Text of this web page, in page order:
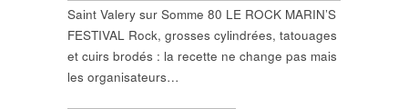
Saint Valery sur Somme 80 LE ROCK MARIN’S
FESTIVAL Rock, grosses cylindrées, tatouages
et cuirs brodés : la recette ne change pas mais
les organisateurs…